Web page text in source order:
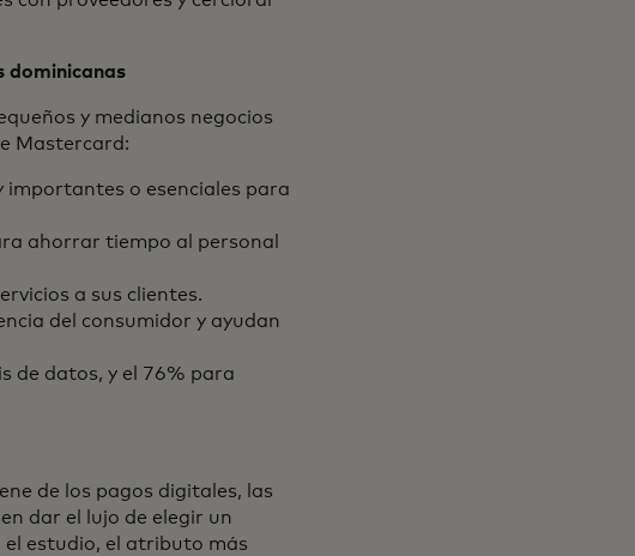
dominicanas
y medianos negocios
Mastercard:
importantes o esenciales para
ahorrar tiempo al personal
a sus clientes.
del consumidor y ayudan
de datos, y el 76% para
de los pagos digitales, las
dar el lujo de elegir un
el estudio, el atributo más